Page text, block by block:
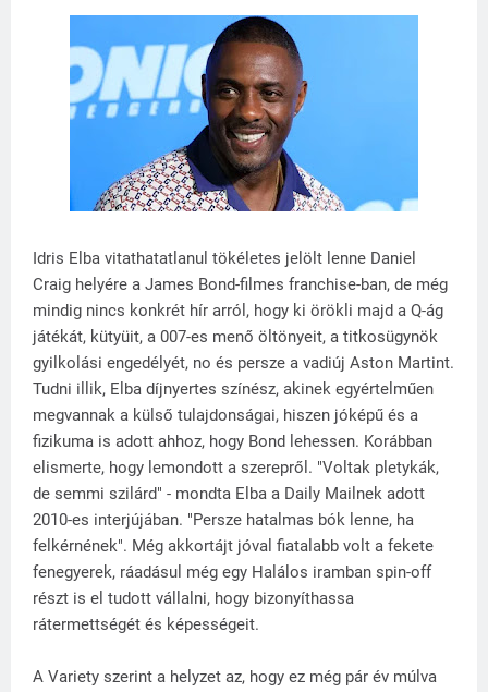
Idris Elba vitathatatlanul tökéletes jelölt lenne Daniel
Craig helyére a James Bond-filmes franchise-ban, de még
mindig nincs konkrét hír arról, hogy ki örökli majd a Q-ág
játékát, kütyüit, a 007-es menő öltönyeit, a titkosügynök
gyilkolási engedélyét, no és persze a vadiúj Aston Martint.
Tudni illik, Elba díjnyertes színész, akinek egyértelműen
megvannak a külső tulajdonságai, hiszen jóképű és a
fizikuma is adott ahhoz, hogy Bond lehessen. Korábban
elismerte, hogy lemondott a szerepről. "Voltak pletykák,
de semmi szilárd" - mondta Elba a Daily Mailnek adott
2010-es interjújában. "Persze hatalmas bók lenne, ha
felkérnének". Még akkortájt jóval fiatalabb volt a fekete
fenegyerek, ráadásul még egy Halálos iramban spin-off
részt is el tudott vállalni, hogy bizonyíthassa
rátermettségét és képességeit.
A Variety szerint a helyzet az, hogy ez még pár év múlva